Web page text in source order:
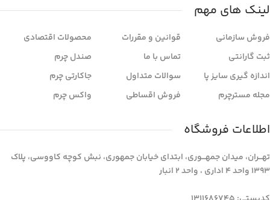
لینک های مهم
فروش سازمانی
ثبت گارانتی
اندازه گیری سایز پا
مجله مسترچرم
قوانین و مقررات
تماس با ما
سوالات متداول
فروش اقساطی
محصولات اقتصادی
صندل چرم
جاکارتی چرم
واکس چرم
اطلاعات فروشگاه
تهـــران، میدان جمهـــوری، ابتدای خیابان جمهوری، نبش کوچه کاووسی، پلاک
1393 واحد 4 اداری ، واحد 2 انبار